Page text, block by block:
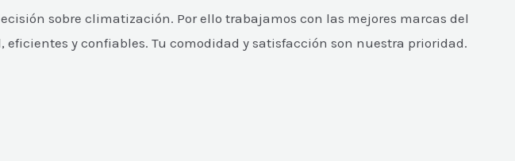
sobre climatización. Por ello trabajamos con las mejores marcas del
y confiables. Tu comodidad y satisfacción son nuestra prioridad.